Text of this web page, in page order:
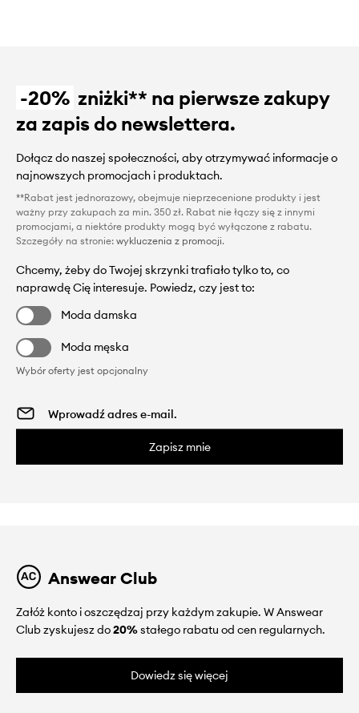
-20% zniżki** na pierwsze zakupy
za zapis do newslettera.
Dołącz do naszej społeczności, aby otrzymywać informacje o
najnowszych promocjach i produktach.
**Rabat jest jednorazowy, obejmuje nieprzecenione produkty i jest
ważny przy zakupach za min. 350 zł. Rabat nie łączy się z innymi
promocjami, a niektóre produkty mogą być wyłączone z rabatu.
Szczegóły na stronie: wykluczenia z promocji.
Chcemy, żeby do Twojej skrzynki trafiało tylko to, co
naprawdę Cię interesuje. Powiedz, czy jest to:
Moda damska
Moda męska
Wybór oferty jest opcjonalny
Zapisz mnie
Answear Club
Załóż konto i oszczędzaj przy każdym zakupie. W Answear
Club zyskujesz do20%stałego rabatu od cen regularnych.
Dowiedz się więcej